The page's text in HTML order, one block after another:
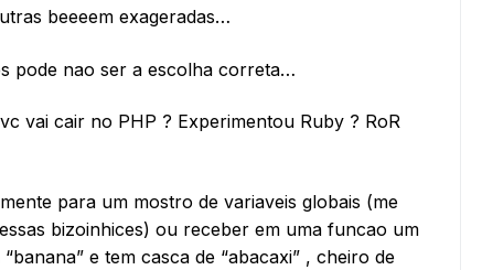
beeeem exageradas…
pode nao ser a escolha correta…
vai cair no PHP ? Experimentou Ruby ? RoR
para um mostro de variaveis globais (me
bizoinhices) ou receber em uma funcao um
e tem casca de “abacaxi” , cheiro de